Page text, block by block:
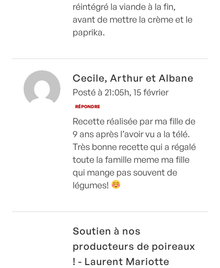
réintégré la viande à la fin,
avant de mettre la crème et le
paprika.
Cecile, Arthur et Albane
Posté à 21:05h, 15 février
RÉPONDRE
Recette réalisée par ma fille de
9 ans après l’avoir vu a la télé.
Très bonne recette qui a régalé
toute la famille meme ma fille
qui mange pas souvent de
légumes!
Soutien à nos
producteurs de poireaux
! - Laurent Mariotte